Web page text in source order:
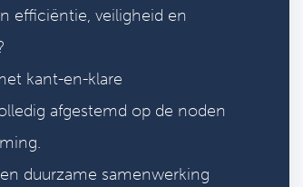
efficiëntie, veiligheid en
kant-en-klare
afgestemd op de noden
duurzame samenwerking